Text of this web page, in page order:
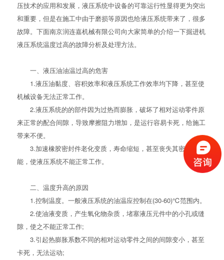
压技术的应用和发展，液压系统中设备的可靠运行性显得更为突出
和重要，但是在施工中由于磨损等原因也给液压系统带来了，很多
故障。下面南京润连嘉机械有限公司向大家简单的介绍一下掘进机
液压系统温度过高的故障分析及处理方法。
一、液压油油温过高的危害
1.液压油黏度、容积效率和液压系统工作效率均下降，甚至使
机械设备无法正常工作。
2.液压系统的的部件因为过热而膨胀，破坏了相对运动零件原
来正常的配合间隙，导致摩擦阻力增加，是运行容易卡死，给施工
带来不便。
3.加速橡胶密封件老化变质，寿命缩短，甚至丧失其密封性
能，使液压系统不能正常工作。
二、温度升高的原因
1.控制温度。一般液压系统的油温应控制在(30-60)℃范围内。
2.使油液变质，产生氧化物杂质，堵塞液压元件中的小孔或缝
隙，使之不能正常工作;
3.引起热膨胀系数不同的相对运动零件之间的间隙变小，甚至
卡死，无法运动;